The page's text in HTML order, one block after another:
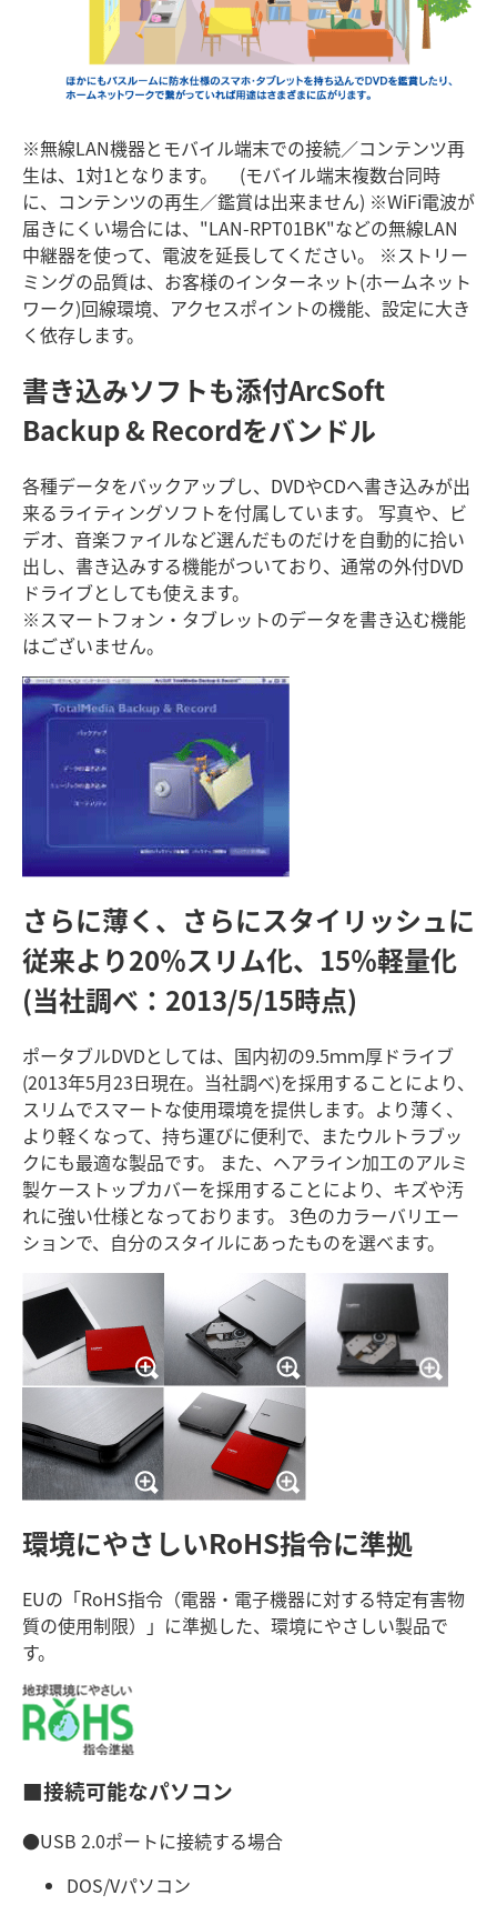
※無線LAN機器とモバイル端末での接続／コンテンツ再
生は、1対1となります。 (モバイル端末複数台同時
に、コンテンツの再生／鑑賞は出来ません) ※WiFi電波が
届きにくい場合には、"LAN-RPT01BK"などの無線LAN
中継器を使って、電波を延長してください。 ※ストリー
ミングの品質は、お客様のインターネット(ホームネット
ワーク)回線環境、アクセスポイントの機能、設定に大き
く依存します。
書き込みソフトも添付ArcSoft
Backup & Recordをバンドル
各種データをバックアップし、DVDやCDへ書き込みが出
来るライティングソフトを付属しています。 写真や、ビ
デオ、音楽ファイルなど選んだものだけを自動的に拾い
出し、書き込みする機能がついており、通常の外付DVD
ドライブとしても使えます。
※スマートフォン・タブレットのデータを書き込む機能
はございません。
さらに薄く、さらにスタイリッシュに
従来より20％スリム化、15％軽量化
(当社調べ：2013/5/15時点)
ポータブルDVDとしては、国内初の9.5ｍｍ厚ドライブ
(2013年5月23日現在。当社調べ)を採用することにより、
スリムでスマートな使用環境を提供します。より薄く、
より軽くなって、持ち運びに便利で、またウルトラブッ
クにも最適な製品です。 また、ヘアライン加工のアルミ
製ケーストップカバーを採用することにより、キズや汚
れに強い仕様となっております。 3色のカラーバリエー
ションで、自分のスタイルにあったものを選べます。
環境にやさしいRoHS指令に準拠
EUの「RoHS指令（電器・電子機器に対する特定有害物
質の使用制限）」に準拠した、環境にやさしい製品で
す。
■接続可能なパソコン
●USB 2.0ポートに接続する場合
DOS/Vパソコン